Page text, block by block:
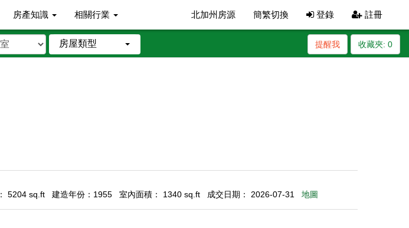
房產知識 相關行業 北加州房源 簡繁切換 登錄 註冊
房屋類型 收藏夾: 0
提醒我
5204 sq.ft
建造年份：1955 室內面積： 1340 sq.ft 成交日期： 2026-07-31 地圖